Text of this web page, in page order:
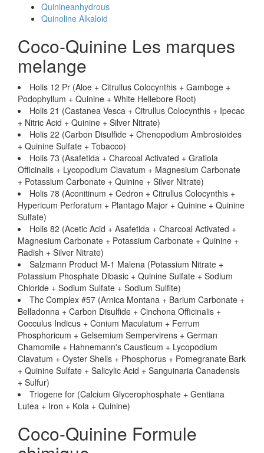
Quinineanhydrous
Quinoline Alkaloid
Coco-Quinine Les marques
melange
Holis 12 Pr (Aloe + Citrullus Colocynthis + Gamboge +
Podophyllum + Quinine + White Hellebore Root)
Holis 21 (Castanea Vesca + Citrullus Colocynthis + Ipecac
+ Nitric Acid + Quinine + Silver Nitrate)
Holis 22 (Carbon Disulfide + Chenopodium Ambrosioides
+ Quinine Sulfate + Tobacco)
Holis 73 (Asafetida + Charcoal Activated + Gratiola
Officinalis + Lycopodium Clavatum + Magnesium Carbonate
+ Potassium Carbonate + Quinine + Silver Nitrate)
Holis 78 (Aconitinum + Cedron + Citrullus Colocynthis +
Hypericum Perforatum + Plantago Major + Quinine + Quinine
Sulfate)
Holis 82 (Acetic Acid + Asafetida + Charcoal Activated +
Magnesium Carbonate + Potassium Carbonate + Quinine +
Radish + Silver Nitrate)
Salzmann Product M-1 Malena (Potassium Nitrate +
Potassium Phosphate Dibasic + Quinine Sulfate + Sodium
Chloride + Sodium Sulfate + Sodium Sulfite)
Thc Complex #57 (Arnica Montana + Barium Carbonate +
Belladonna + Carbon Disulfide + Cinchona Officinalis +
Cocculus Indicus + Conium Maculatum + Ferrum
Phosphoricum + Gelsemium Sempervirens + German
Chamomile + Hahnemann's Causticum + Lycopodium
Clavatum + Oyster Shells + Phosphorus + Pomegranate Bark
+ Quinine Sulfate + Salicylic Acid + Sanguinaria Canadensis
+ Sulfur)
Triogene for (Calcium Glycerophosphate + Gentiana
Lutea + Iron + Kola + Quinine)
Coco-Quinine Formule